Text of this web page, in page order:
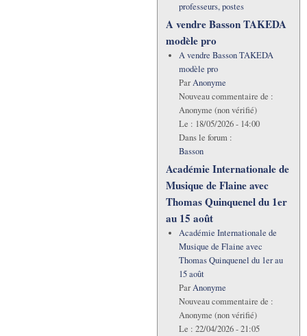
professeurs, postes
A vendre Basson TAKEDA
modèle pro
A vendre Basson TAKEDA
modèle pro
ParAnonyme
Nouveau commentaire de :
Anonyme (non vérifié)
Le : 18/05/2026 - 14:00
Dans le forum :
Basson
Académie Internationale de
Musique de Flaine avec
Thomas Quinquenel du 1er
au 15 août
Académie Internationale de
Musique de Flaine avec
Thomas Quinquenel du 1er au
15 août
ParAnonyme
Nouveau commentaire de :
Anonyme (non vérifié)
Le : 22/04/2026 - 21:05